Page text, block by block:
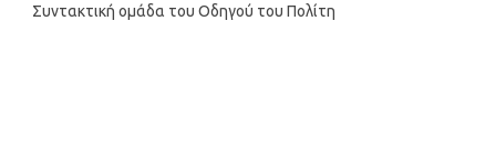
Συντακτική ομάδα του Οδηγού του Πολίτη